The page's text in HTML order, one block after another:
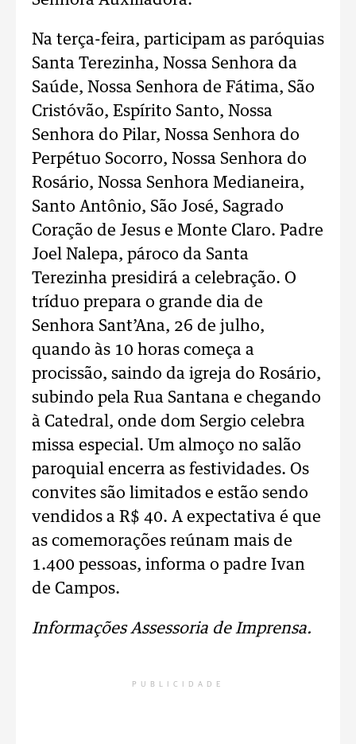
Na terça-feira, participam as paróquias
Santa Terezinha, Nossa Senhora da
Saúde, Nossa Senhora de Fátima, São
Cristóvão, Espírito Santo, Nossa
Senhora do Pilar, Nossa Senhora do
Perpétuo Socorro, Nossa Senhora do
Rosário, Nossa Senhora Medianeira,
Santo Antônio, São José, Sagrado
Coração de Jesus e Monte Claro. Padre
Joel Nalepa, pároco da Santa
Terezinha presidirá a celebração. O
tríduo prepara o grande dia de
Senhora Sant’Ana, 26 de julho,
quando às 10 horas começa a
procissão, saindo da igreja do Rosário,
subindo pela Rua Santana e chegando
à Catedral, onde dom Sergio celebra
missa especial. Um almoço no salão
paroquial encerra as festividades. Os
convites são limitados e estão sendo
vendidos a R$ 40. A expectativa é que
as comemorações reúnam mais de
1.400 pessoas, informa o padre Ivan
de Campos.
Informações Assessoria de Imprensa.
PUBLICIDADE